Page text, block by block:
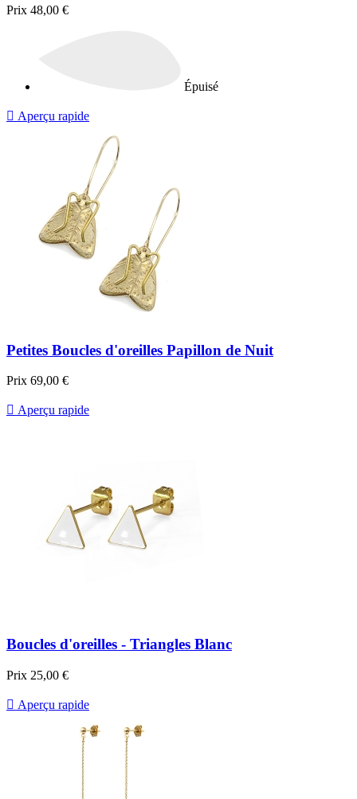
Prix 48,00 €
Épuisé
 Aperçu rapide
Petites Boucles d'oreilles Papillon de Nuit
Prix 69,00 €
 Aperçu rapide
Boucles d'oreilles - Triangles Blanc
Prix 25,00 €
 Aperçu rapide